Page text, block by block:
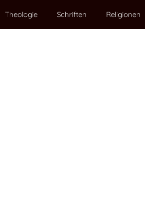
Theologie Schriften Religionen